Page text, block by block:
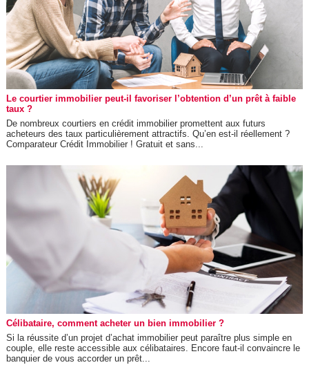
Le courtier immobilier peut-il favoriser l’obtention d’un prêt à faible
taux ?
De nombreux courtiers en crédit immobilier promettent aux futurs
acheteurs des taux particulièrement attractifs. Qu’en est-il réellement ?
Comparateur Crédit Immobilier ! Gratuit et sans...
Célibataire, comment acheter un bien immobilier ?
Si la réussite d’un projet d’achat immobilier peut paraître plus simple en
couple, elle reste accessible aux célibataires. Encore faut-il convaincre le
banquier de vous accorder un prêt...